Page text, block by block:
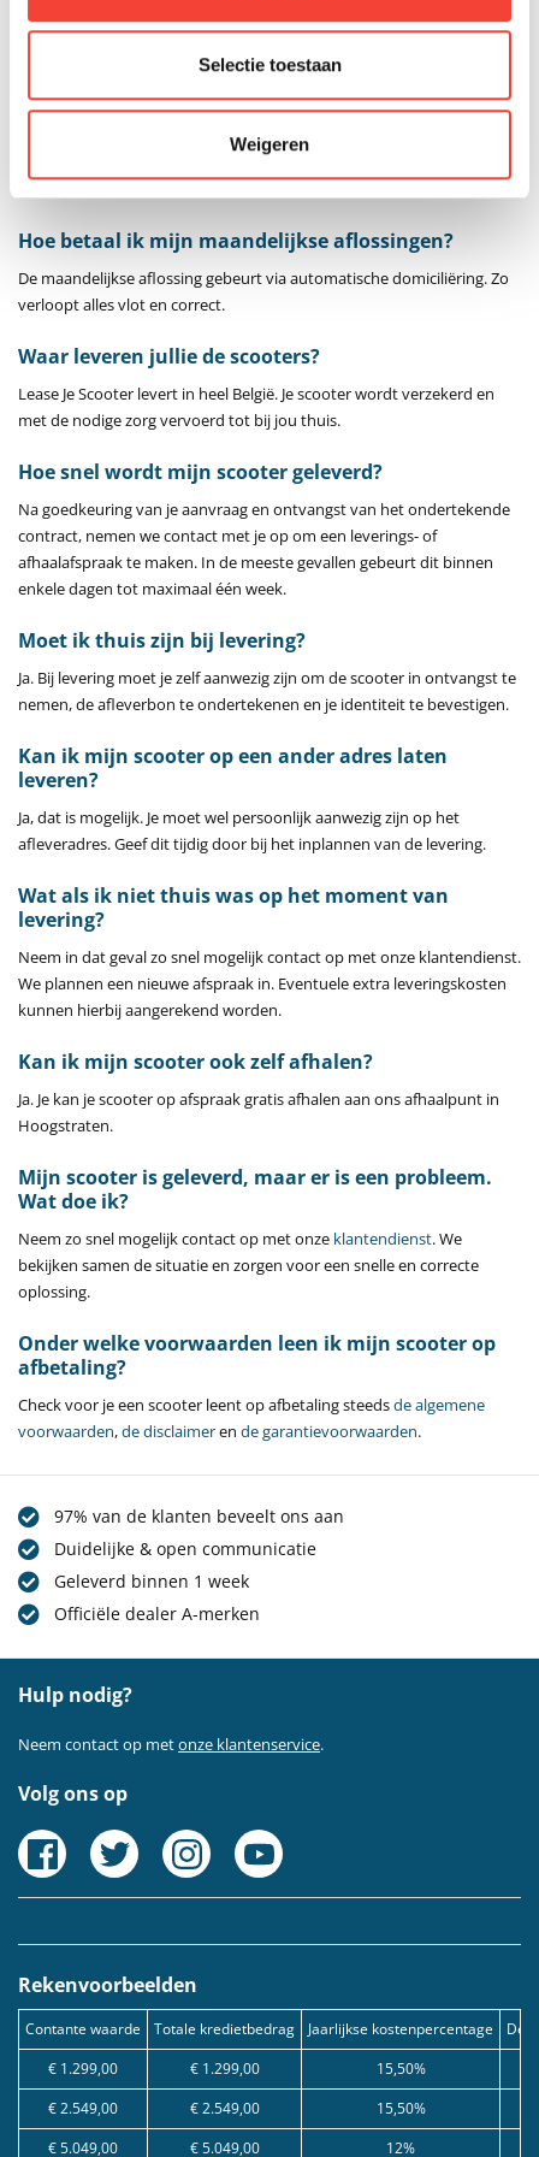
Selectie toestaan
Weigeren
Het maandbedrag wordt bepaald op basis van:
De gekozen looptijd
Tijdens de aanvraag krijg je steeds een duidelijk overzicht, zonder
Hoe betaal ik mijn maandelijkse aflossingen?
De maandelijkse aflossing gebeurt via automatische domiciliëring. Zo
verloopt alles vlot en correct.
Waar leveren jullie de scooters?
Lease Je Scooter levert in heel België. Je scooter wordt verzekerd en
met de nodige zorg vervoerd tot bij jou thuis.
Hoe snel wordt mijn scooter geleverd?
Na goedkeuring van je aanvraag en ontvangst van het ondertekende
contract, nemen we contact met je op om een leverings- of
afhaalafspraak te maken. In de meeste gevallen gebeurt dit binnen
enkele dagen tot maximaal één week.
Moet ik thuis zijn bij levering?
Ja. Bij levering moet je zelf aanwezig zijn om de scooter in ontvangst te
nemen, de afleverbon te ondertekenen en je identiteit te bevestigen.
Kan ik mijn scooter op een ander adres laten
leveren?
Ja, dat is mogelijk. Je moet wel persoonlijk aanwezig zijn op het
afleveradres. Geef dit tijdig door bij het inplannen van de levering.
Wat als ik niet thuis was op het moment van
levering?
Neem in dat geval zo snel mogelijk contact op met onze klantendienst.
We plannen een nieuwe afspraak in. Eventuele extra leveringskosten
kunnen hierbij aangerekend worden.
Kan ik mijn scooter ook zelf afhalen?
Ja. Je kan je scooter op afspraak gratis afhalen aan ons afhaalpunt in
Hoogstraten.
Mijn scooter is geleverd, maar er is een probleem.
Wat doe ik?
Neem zo snel mogelijk contact op met onze klantendienst. We
bekijken samen de situatie en zorgen voor een snelle en correcte
oplossing.
Onder welke voorwaarden leen ik mijn scooter op
afbetaling?
Check voor je een scooter leent op afbetaling steedsde algemene
voorwaarden,de disclaimeren de garantievoorwaarden.
97% van de klanten beveelt ons aan
Duidelijke & open communicatie
Geleverd binnen 1 week
Officiële dealer A-merken
Hulp nodig?
Neem contact op metonze klantenservice.
Volg ons op
Rekenvoorbeelden
Contante waarde Totale kredietbedrag Jaarlijkse kostenpercentage
€ 1.299,00
€ 1.299,00
15,50%
€ 2.549,00
€ 2.549,00
15,50%
€ 5.049,00
€ 5.049,00 12%